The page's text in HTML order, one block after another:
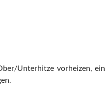
Unterhitze vorheizen, ein